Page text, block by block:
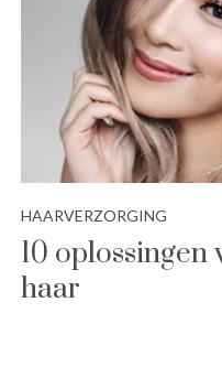
HAARVERZORGING
10
haar